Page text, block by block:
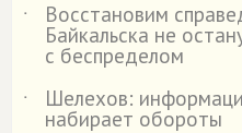
˙
Восстановим
Байкальска не
с беспределом
˙
Шелехов:
набирает обороты